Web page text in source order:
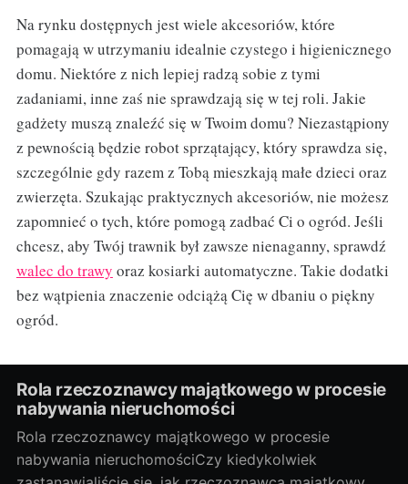
Na rynku dostępnych jest wiele akcesoriów, które
pomagają w utrzymaniu idealnie czystego i higienicznego
domu. Niektóre z nich lepiej radzą sobie z tymi
zadaniami, inne zaś nie sprawdzają się w tej roli. Jakie
gadżety muszą znaleźć się w Twoim domu? Niezastąpiony
z pewnością będzie robot sprzątający, który sprawdza się,
szczególnie gdy razem z Tobą mieszkają małe dzieci oraz
zwierzęta. Szukając praktycznych akcesoriów, nie możesz
zapomnieć o tych, które pomogą zadbać Ci o ogród. Jeśli
chcesz, aby Twój trawnik był zawsze nienaganny, sprawdź
walec do trawy oraz kosiarki automatyczne. Takie dodatki
bez wątpienia znaczenie odciążą Cię w dbaniu o piękny
ogród.
Rola rzeczoznawcy majątkowego w procesie
nabywania nieruchomości
Rola rzeczoznawcy majątkowego w procesie
nabywania nieruchomościCzy kiedykolwiek